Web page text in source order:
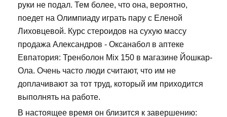
руки не подал. Тем более, что она, вероятно,
поедет на Олимпиаду играть пару с Еленой
Лиховцевой. Курс стероидов на сухую массу
продажа Александров - Оксанабол в аптеке
Евпатория: Тренболон Mix 150 в магазине Йошкар-
Ола. Очень часто люди считают, что им не
доплачивают за тот труд, который им приходится
выполнять на работе.
В настоящее время он близится к завершению: